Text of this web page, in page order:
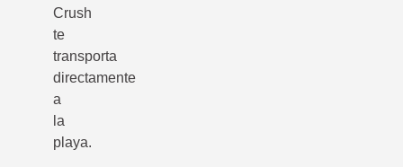
Crush
te
transporta
directamente
a
la
playa.